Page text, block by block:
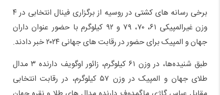
برخی رسانه های کشتی در روسیه از برگزاری فینال انتخابی در ۴
وزن غیرالمپیکی ۶۱، ۷۰، ۷۹ و ۹۲ کیلوگرم با حضور عنوان داران
جهان و المپیک برای حضور در رقابت های جهانی ۲۰۲۴ خبر دادند.
طبق شنیده‌ها، در وزن ۶۱ کیلوگرم، زائور اوگویف دارنده ۳ مدال
طلای جهان و المپیک در وزن ۵۷ کیلوگرم، در رقابت انتخابی